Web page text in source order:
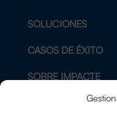
SOLUCIONES
CASOS DE ÉXITO
SOBRE IMPACTE